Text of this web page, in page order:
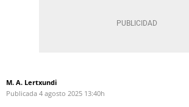
M. A. Lertxundi
Publicada 4 agosto 2025 13:40h